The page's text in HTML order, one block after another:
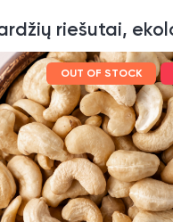
riešutai,
OUT OF STOCK